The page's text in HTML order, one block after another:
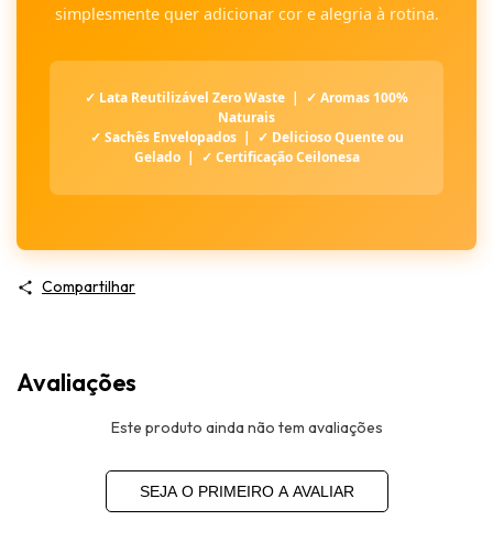
simplesmente quer adicionar cor e alegria à rotina.
✓ Lata Reutilizável Zero Waste | ✓ Aromas 100%
Naturais
✓ Sachês Envelopados | ✓ Delicioso Quente ou
Gelado | ✓ Certificação Ceilonesa
Compartilhar
Avaliações
Este produto ainda não tem avaliações
SEJA O PRIMEIRO A AVALIAR